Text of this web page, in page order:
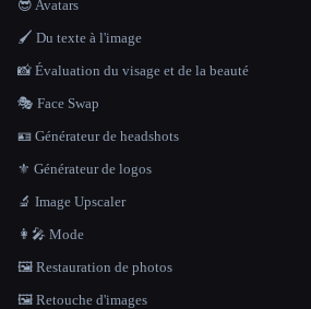
😎 Avatars
🖌️ Du texte à l'image
📸 Évaluation du visage et de la beauté
🎭 Face Swap
🪪 Générateur de headshots
⚜️ Générateur de logos
🔬 Image Upscaler
👩‍🎤 Mode
🖼️ Restauration de photos
🖼️ Retouche d'images